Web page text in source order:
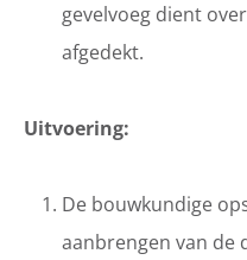
gevelvoeg dient
afgedekt.
Uitvoering:
De bouwkundige
aanbrengen van de